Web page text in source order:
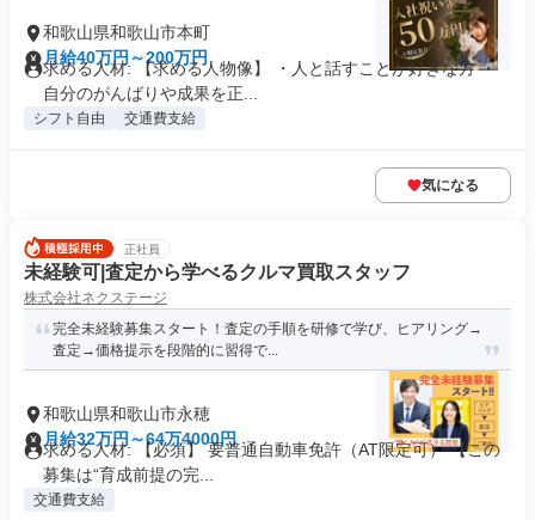
和歌山県和歌山市本町
月給40万円～200万円
求める人材: 【求める人物像】 ・人と話すことが好きな方 ・
自分のがんばりや成果を正...
シフト自由 交通費支給
気になる
正社員
未経験可|査定から学べるクルマ買取スタッフ
株式会社ネクステージ
完全未経験募集スタート！査定の手順を研修で学び、ヒアリング→
査定→価格提示を段階的に習得で...
和歌山県和歌山市永穂
月給32万円～64万4000円
求める人材: 【必須】 要普通自動車免許（AT限定可） 【この
募集は“育成前提の完...
交通費支給